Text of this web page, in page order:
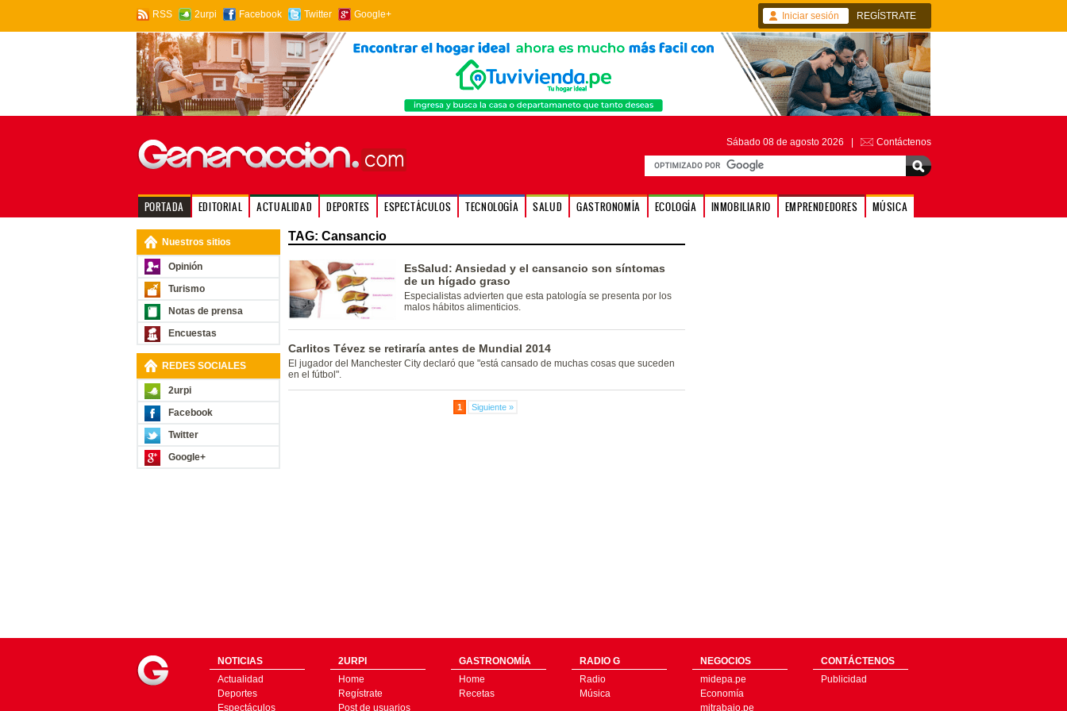
RSS 2urpi Facebook Twitter Google+ Iniciar sesión REGÍSTRATE
Sábado 08 de agosto 2026 | Contáctenos
PORTADA EDITORIAL ACTUALIDAD DEPORTES ESPECTÁCULOS TECNOLOGÍA SALUD GASTRONOMÍA ECOLOGÍA INMOBILIARIO EMPRENDEDORES MÚSICA
Nuestros sitios
Opinión
Turismo
Notas de prensa
Encuestas
REDES SOCIALES
2urpi
Facebook
Twitter
Google+
TAG: Cansancio
EsSalud: Ansiedad y el cansancio son síntomas
de un hígado graso
Especialistas advierten que esta patología se presenta por los
malos hábitos alimenticios.
Carlitos Tévez se retiraría antes de Mundial 2014
El jugador del Manchester City declaró que "está cansado de muchas cosas que suceden
en el fútbol".
1 Siguiente »
NOTICIAS
Actualidad
Deportes
Espectáculos
2URPI
Home
Regístrate
Post de usuarios
GASTRONOMÍA
Home
Recetas
RADIO G
Radio
Música
NEGOCIOS
midepa.pe
Economía
mitrabajo.pe
CONTÁCTENOS
Publicidad